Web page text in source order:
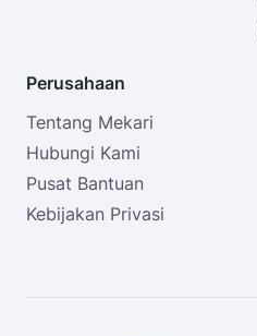
Perusahaan
Tentang Mekari
Hubungi Kami
Pusat Bantuan
Kebijakan Privasi